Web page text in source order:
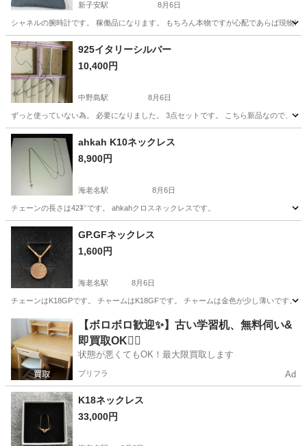
新子安駅 8月6日
シャネルの腕時計です。 稼働品になります。 もちろん本物ですが心配であらば現物
神奈川 横浜市 新子安駅 アクセサリー
925イタリーシルバー
10,400円
中野島駅 8月6日
ずっと使っていない為。 必要になりました。 3点セットです。 こちら新品なので、
神奈川 川崎市 アクセサリー
よろしくお願いします
ahkah K10ネックレス
8,900円
海老名駅 8月6日
チェーンの長さは42㌢です。 ahkahクロスネックレスです。
神奈川 海老名市 海老名駅
GP.GFネックレス
1,600円
海老名駅 8月6日
チェーンはK18GPです。 チャームはK18GFです。 チャームは金色が少し薄いです。
神奈川 海老名市 海老名駅 アクセサリー チェーン
【ボロボロ歓迎✨】古い学習机、無料伺い&
即買取OK🙆‍♀️
状態が悪くてもOK！最大限買取します
プリフラ Ad
K18ネックレス
33,000円